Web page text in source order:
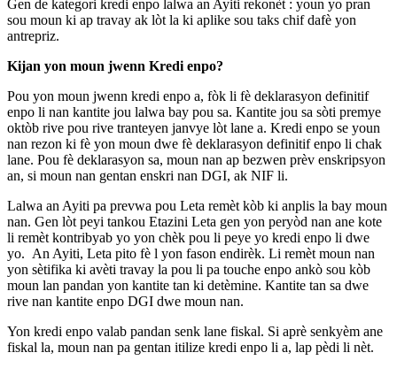
Gen de kategori kredi enpo lalwa an Ayiti rekonèt : youn yo pran
sou moun ki ap travay ak lòt la ki aplike sou taks chif dafè yon
antrepriz.
Kijan yon moun jwenn Kredi enpo?
Pou yon moun jwenn kredi enpo a, fòk li fè deklarasyon definitif
enpo li nan kantite jou lalwa bay pou sa. Kantite jou sa sòti premye
oktòb rive pou rive tranteyen janvye lòt lane a. Kredi enpo se youn
nan rezon ki fè yon moun dwe fè deklarasyon definitif enpo li chak
lane. Pou fè deklarasyon sa, moun nan ap bezwen prèv enskripsyon
an, si moun nan gentan enskri nan DGI, ak NIF li.
Lalwa an Ayiti pa prevwa pou Leta remèt kòb ki anplis la bay moun
nan. Gen lòt peyi tankou Etazini Leta gen yon peryòd nan ane kote
li remèt kontribyab yo yon chèk pou li peye yo kredi enpo li dwe
yo. An Ayiti, Leta pito fè l yon fason endirèk. Li remèt moun nan
yon sètifika ki avèti travay la pou li pa touche enpo ankò sou kòb
moun lan pandan yon kantite tan ki detèmine. Kantite tan sa dwe
rive nan kantite enpo DGI dwe moun nan.
Yon kredi enpo valab pandan senk lane fiskal. Si aprè senkyèm ane
fiskal la, moun nan pa gentan itilize kredi enpo li a, lap pèdi li nèt.